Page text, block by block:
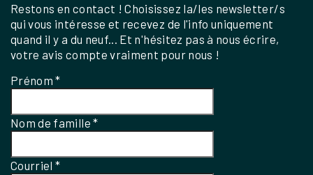
Restons en contact ! Choisissez la/les newsletter/s
qui vous intéresse et recevez de l'info uniquement
quand il y a du neuf... Et n'hésitez pas à nous écrire,
votre avis compte vraiment pour nous !
Prénom*
Nom de famille*
Courriel*